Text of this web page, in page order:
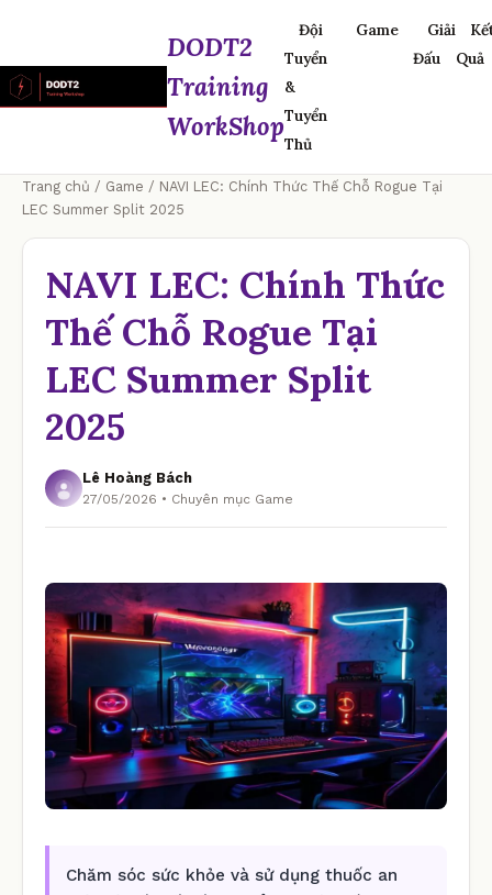
DODT2
Training
WorkShop
Đội
Tuyển
&
Tuyển
Thủ
Game
Giải
Đấu
Quả
Trang chủ / Game / NAVI LEC: Chính Thức Thế Chỗ Rogue Tại
LEC Summer Split 2025
NAVI LEC: Chính Thức
Thế Chỗ Rogue Tại
LEC Summer Split
2025
Lê Hoàng Bách
27/05/2026 • Chuyên mục Game
Chăm sóc sức khỏe và sử dụng thuốc an